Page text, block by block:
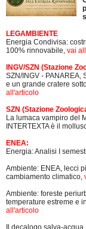
LEGAMBIENTE
Energia Condivisa:
100% rinnovabile, vai
INGV/SZN (Stazione
SZN/INGV - PANAREA,
e un grande cratere
all'articolo
SZN (Stazione
La lumaca vampiro del
INTERTEXTA è il
ENEA:
Energia: Analisi I
Ambiente: ENEA, lecci
cambiamento climatico,
Ambiente: foreste
temperature estreme e
all'articolo
Il decalogo salva-acqua,